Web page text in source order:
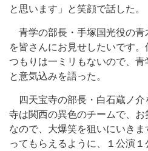
と思います」と笑顔で話した。
青学の部長・手塚国光役の青
を皆さんにお見せしたいです
つもりは一ミリもないので、青
と意気込みを語った。
四天宝寺の部長・白石蔵ノ介
寺は関西の異色のチームで、
なので、大爆笑を狙いにいき
ってもらえるように、１公演